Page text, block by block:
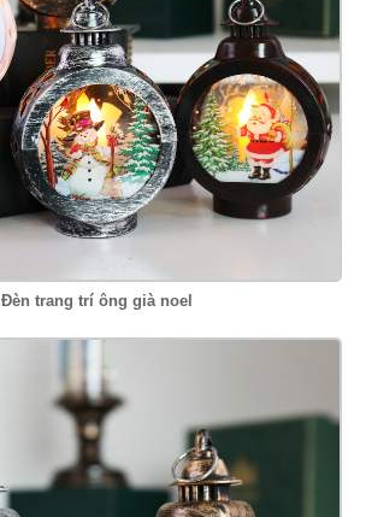
Đèn trang trí ông già noel